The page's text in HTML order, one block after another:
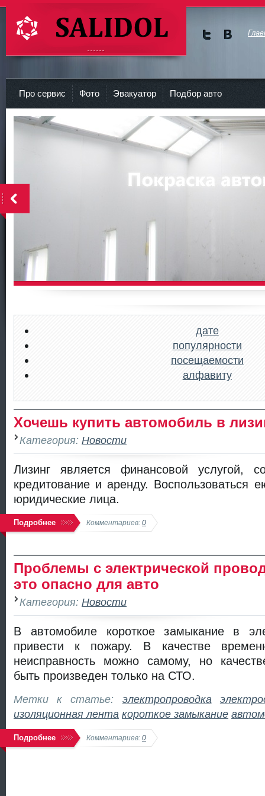
СТО Салидол | salidol в СПб и ЛО
Про сервис Фото Эвакуатор Подбор авто
дате
популярности
посещаемости
алфавиту
Хочешь купить автомобиль в
Категория: Новости
Лизинг является финансовой услугой,
кредитование и аренду. Воспользоваться
юридические лица.
Подробнее Комментариев: 0
Проблемы с электрической
это опасно для авто
Категория: Новости
В автомобиле короткое замыкание в
привести к пожару. В качестве
неисправность можно самому, но
быть произведен только на СТО.
Метки к статье: электропроводка
изоляционная лента короткое замыкание
Подробнее Комментариев: 0